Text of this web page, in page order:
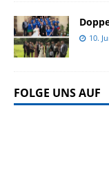
10.
FOLGE UNS AUF